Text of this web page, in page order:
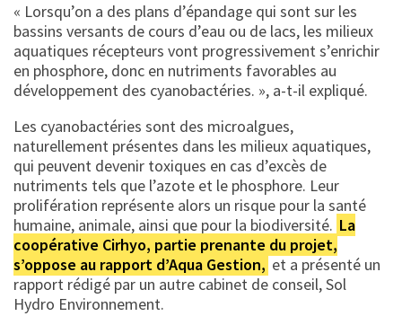
« Lorsqu’on a des plans d’épandage qui sont sur les
bassins versants de cours d’eau ou de lacs, les milieux
aquatiques récepteurs vont progressivement s’enrichir
en phosphore, donc en nutriments favorables au
développement des cyanobactéries. », a-t-il expliqué.
Les cyanobactéries sont des microalgues,
naturellement présentes dans les milieux aquatiques,
qui peuvent devenir toxiques en cas d’excès de
nutriments tels que l’azote et le phosphore. Leur
prolifération représente alors un risque pour la santé
humaine, animale, ainsi que pour la biodiversité. La
coopérative Cirhyo, partie prenante du projet,
s’oppose au rapport d’Aqua Gestion, et a présenté un
rapport rédigé par un autre cabinet de conseil, Sol
Hydro Environnement.